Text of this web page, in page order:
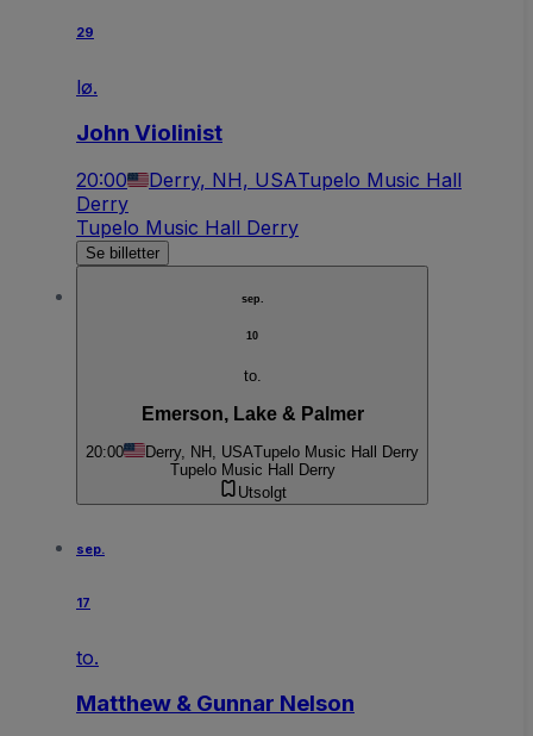
29
lø.
John Violinist
20:00 Derry, NH, USATupelo Music Hall
Derry
Tupelo Music Hall Derry
Se billetter
sep.
10
to.
Emerson, Lake & Palmer
20:00 Derry, NH, USATupelo Music Hall Derry
Tupelo Music Hall Derry
Utsolgt
sep.
17
to.
Matthew & Gunnar Nelson